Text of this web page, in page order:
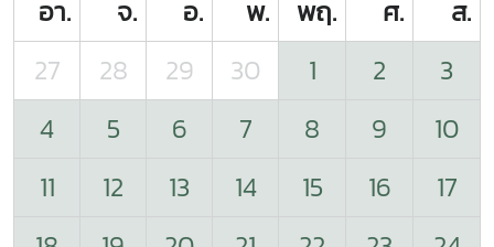
อา.
จ. อ. พ. พฤ. ศ.
ส.
27
28 29 30 1 2
3
4
5 6 7 8 9
10
11
12 13 14 15 16
17